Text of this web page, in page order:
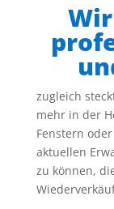
zugleich
mehr in der
Fenstern
aktuellen
zu können,